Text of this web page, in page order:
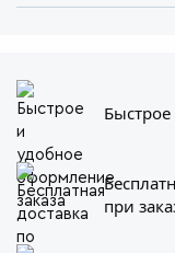
при